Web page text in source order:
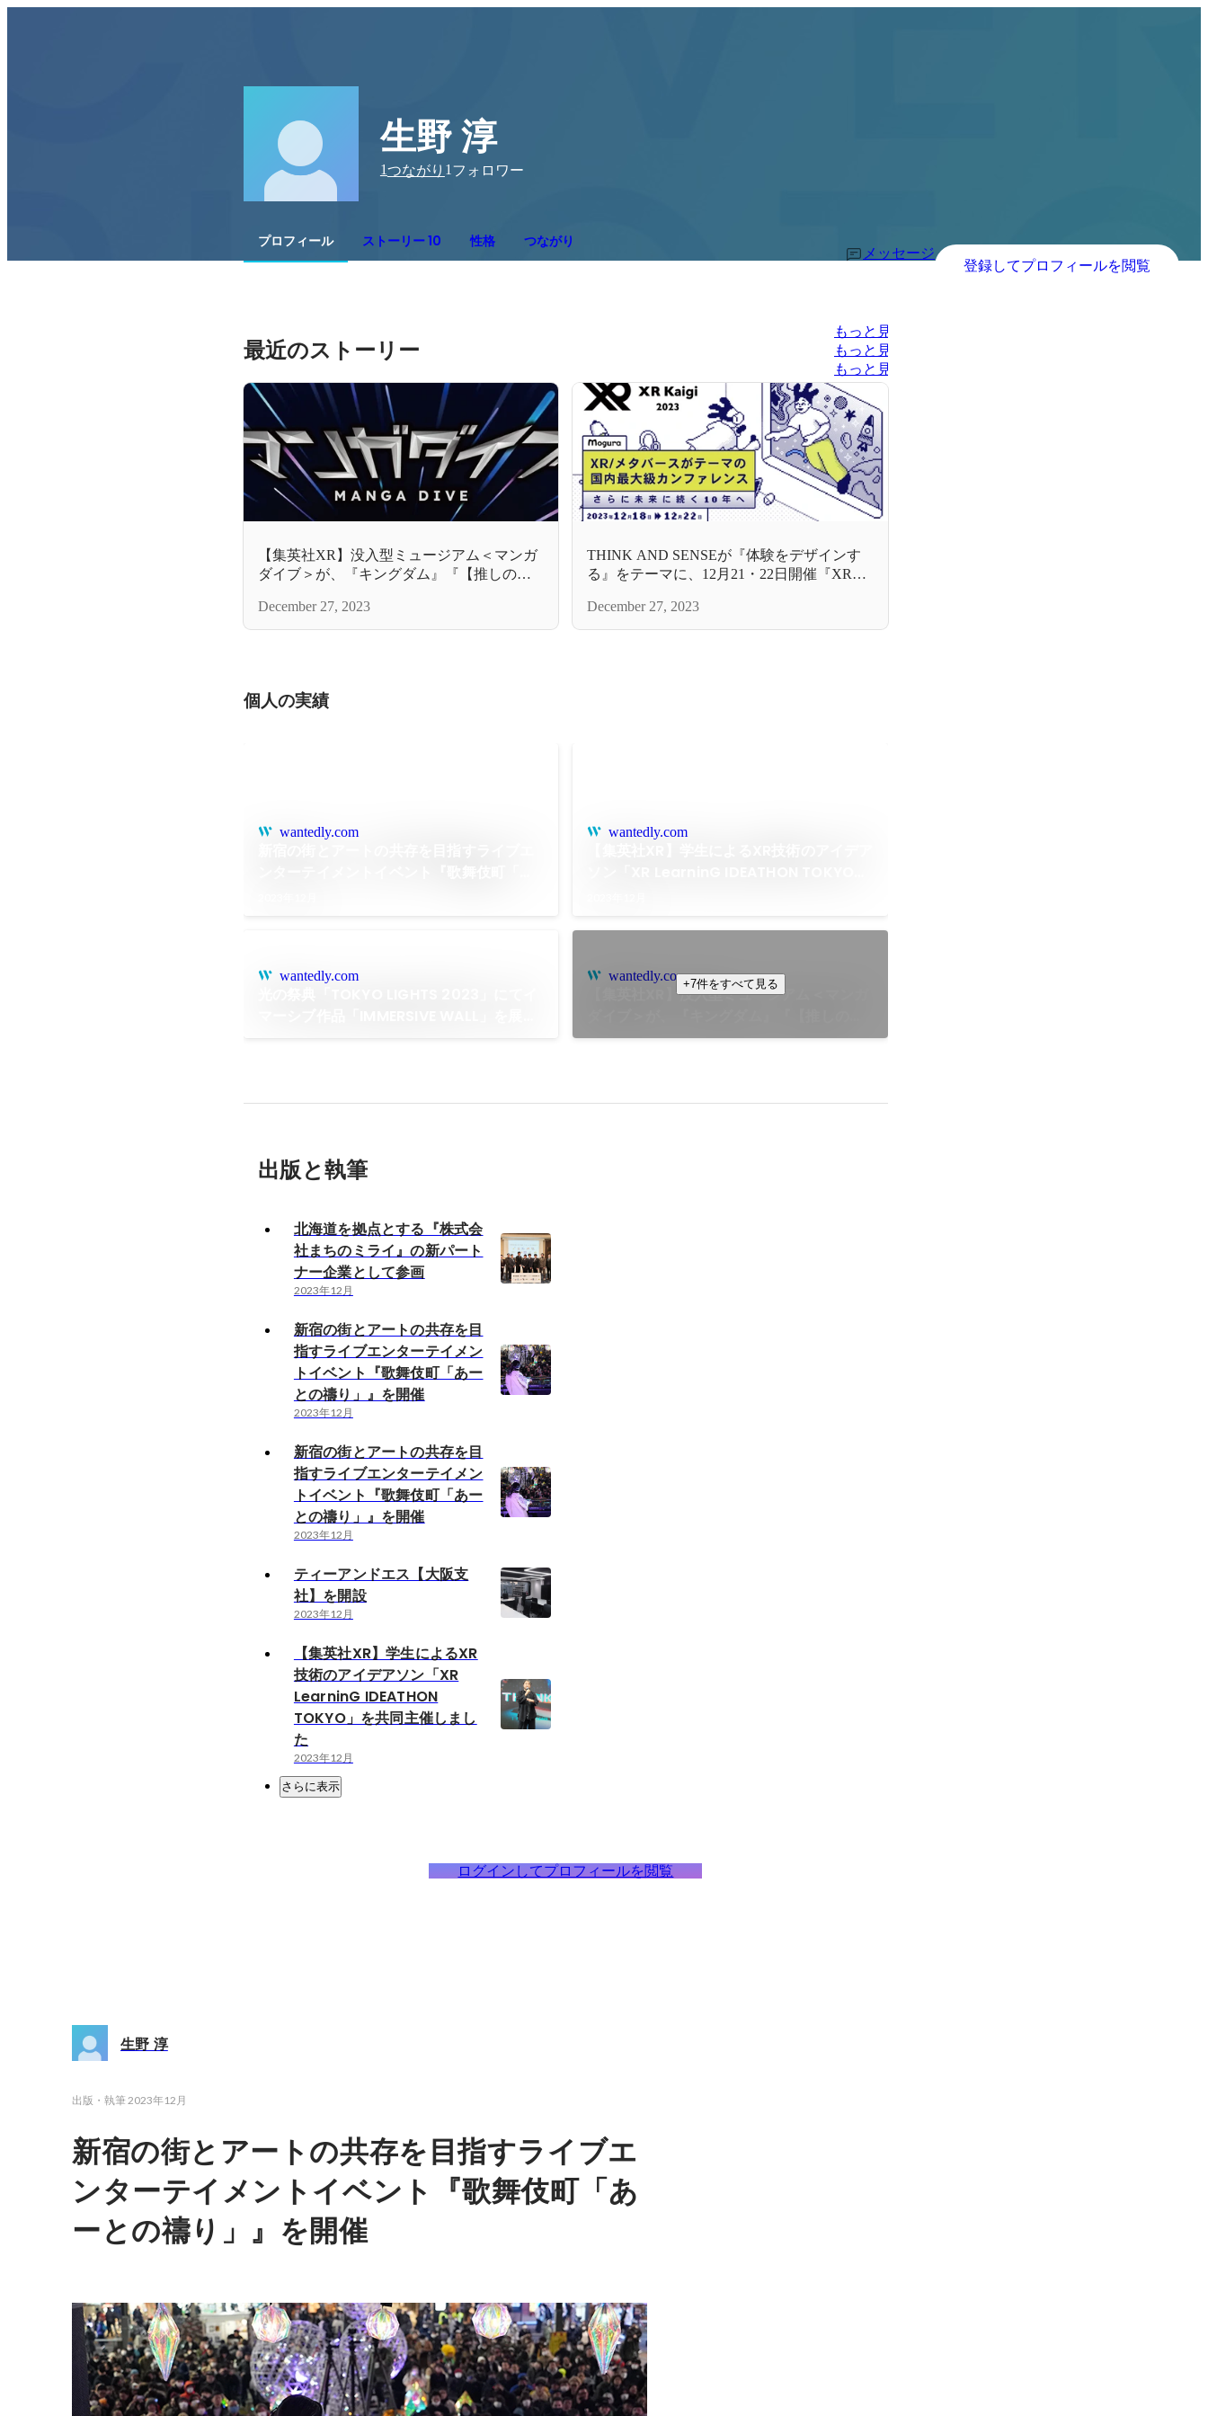
生野 淳
1つながり 1 フォロワー
プロフィール ストーリー 10 性格 つながり
メッセージ
登録してプロフィールを閲覧
最近のストーリー
もっと見る
もっと見る
もっと見る
【集英社XR】没⼊型ミュージアム＜マンガ
ダイブ＞が、『キングダム』『【推しの
連続開催！
December 27, 2023
THINK AND SENSEが『体験をデザインす
る』をテーマに、12月21・22日開催『XR
December 27, 2023
個人の実績
wantedly.com wantedly.com
wantedly.com wantedly.com
【集英社XR】没⼊型ミュージアム＜マンガ
⼦】』『SPY×FAMILY』を過去最⼤規模で
+7件をすべて見る
出版と執筆
北海道を拠点とする『株式会
社まちのミライ』の新パート
ナー企業として参画
2023年12月
新宿の街とアートの共存を目
指すライブエンターテイメン
トイベント『歌舞伎町「あー
との禱り」』を開催
2023年12月
新宿の街とアートの共存を目
指すライブエンターテイメン
トイベント『歌舞伎町「あー
との禱り」』を開催
2023年12月
ティーアンドエス【大阪支
社】を開設
2023年12月
【集英社XR】学生によるXR
技術のアイデアソン「XR
LearninG IDEATHON
TOKYO」を共同主催しまし
た
2023年12月
さらに表示
ログインしてプロフィールを閲覧
生野 淳
出版・執筆2023年12月
新宿の街とアートの共存を目指すライブエ
ンターテイメントイベント『歌舞伎町「あ
ーとの禱り」』を開催